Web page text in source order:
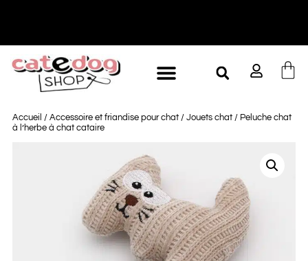
-10% à partir de 60€ d'achat
Accueil / Accessoire et friandise pour chat/ Jouets chat/ Peluche chat
à l’herbe à chat cataire